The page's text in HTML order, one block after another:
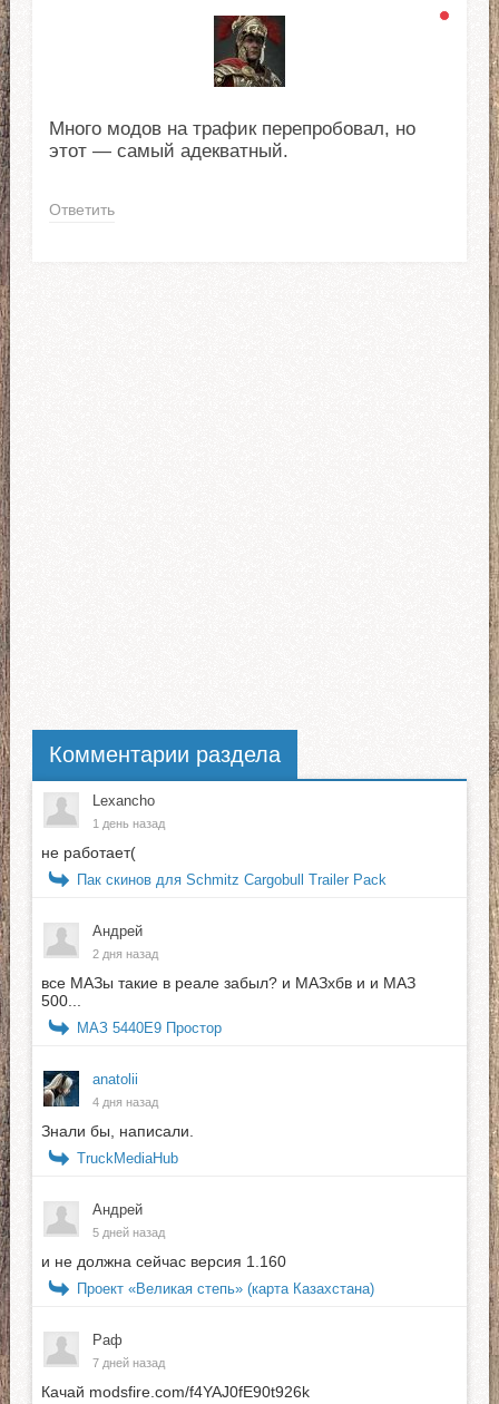
Много модов на трафик перепробовал, но
этот — самый адекватный.
Ответить
Комментарии раздела
Lexancho
1 день назад
не работает(
Пак скинов для Schmitz Cargobull Trailer Pack
Андрей
2 дня назад
все МАЗы такие в реале забыл? и МАЗхбв и и МАЗ
500...
МАЗ 5440E9 Простор
anatolii
4 дня назад
Знали бы, написали.
TruckMediaHub
Андрей
5 дней назад
и не должна сейчас версия 1.160
Проект «Великая степь» (карта Казахстана)
Раф
7 дней назад
Качай modsfire.com/f4YAJ0fE90t926k